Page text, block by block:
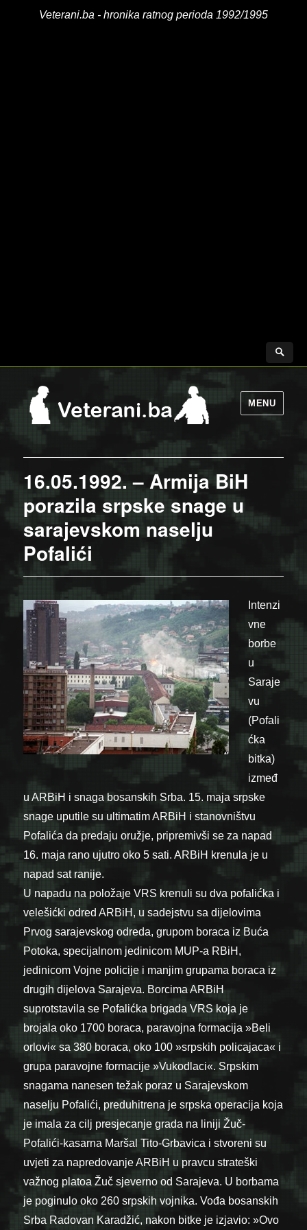
Veterani.ba - hronika ratnog perioda 1992/1995
MENU
16.05.1992. – Armija BiH
porazila srpske snage u
sarajevskom naselju
Pofalići
Intenzi
vne
borbe
u
Saraje
vu
(Pofali
ćka
bitka)
izmeđ
u ARBiH i snaga bosanskih Srba. 15. maja srpske
snage uputile su ultimatim ARBiH i stanovništvu
Pofalića da predaju oružje, pripremivši se za napad
16. maja rano ujutro oko 5 sati. ARBiH krenula je u
napad sat ranije.
U napadu na položaje VRS krenuli su dva pofalićka i
velešićki odred ARBiH, u sadejstvu sa dijelovima
Prvog sarajevskog odreda, grupom boraca iz Buća
Potoka, specijalnom jedinicom MUP-a RBiH,
jedinicom Vojne policije i manjim grupama boraca iz
drugih dijelova Sarajeva. Borcima ARBiH
suprotstavila se Pofalićka brigada VRS koja je
brojala oko 1700 boraca, paravojna formacija »Beli
orlovi« sa 380 boraca, oko 100 »srpskih policajaca« i
grupa paravojne formacije »Vukodlaci«. Srpskim
snagama nanesen težak poraz u Sarajevskom
naselju Pofalići, preduhitrena je srpska operacija koja
je imala za cilj presjecanje grada na liniji Žuč-
Pofalići-kasarna Maršal Tito-Grbavica i stvoreni su
uvjeti za napredovanje ARBiH u pravcu strateški
važnog platoa Žuč sjeverno od Sarajeva. U borbama
je poginulo oko 260 srpskih vojnika. Vođa bosanskih
Srba Radovan Karadžić, nakon bitke je izjavio: »Ovo